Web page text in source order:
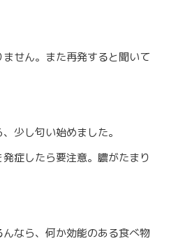
せん。また再発すると聞いて
少し匂い始めました。
症したら要注意。膿がたまり
なら、何か効能のある食べ物